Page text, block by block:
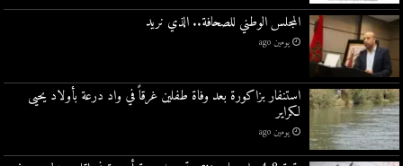
المجلس الوطني للصحافة.. الذي نريد
يومين ago
استنفار بزاكورة بعد وفاة طفلين غرقاً في واد درعة بأولاد يحيى
لكراير
يومين ago